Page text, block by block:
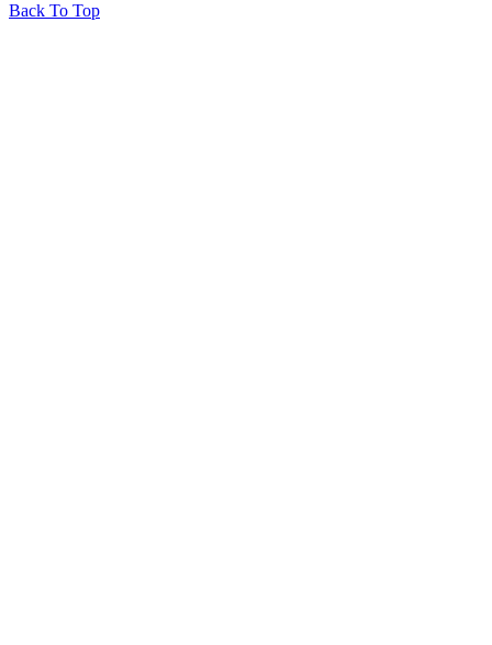
Back To Top